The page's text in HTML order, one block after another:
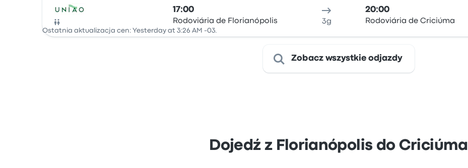
Autobus
17:00
Rodoviária de Florianópolis 3g
20:00
Rodoviária de Criciúma
Ostatnia aktualizacja cen: Yesterday at 3:26 AM -03.
Zobacz wszystkie odjazdy
Dojedź z Florianópolis do Criciúma